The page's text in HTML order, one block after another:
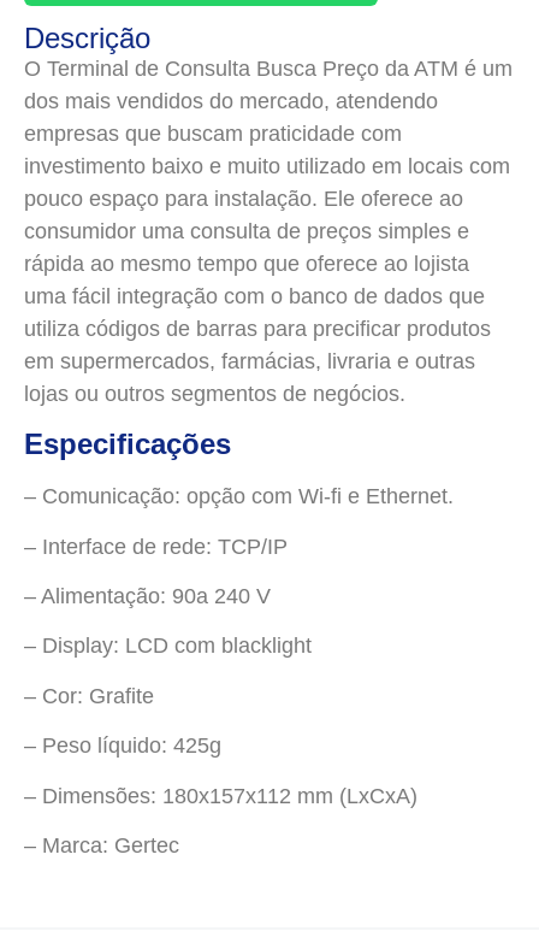
Descrição
O Terminal de Consulta Busca Preço da ATM é um
dos mais vendidos do mercado, atendendo
empresas que buscam praticidade com
investimento baixo e muito utilizado em locais com
pouco espaço para instalação. Ele oferece ao
consumidor uma consulta de preços simples e
rápida ao mesmo tempo que oferece ao lojista
uma fácil integração com o banco de dados que
utiliza códigos de barras para precificar produtos
em supermercados, farmácias, livraria e outras
lojas ou outros segmentos de negócios.
Especificações
– Comunicação: opção com Wi-fi e Ethernet.
– Interface de rede: TCP/IP
– Alimentação: 90a 240 V
– Display: LCD com blacklight
– Cor: Grafite
– Peso líquido: 425g
– Dimensões: 180x157x112 mm (LxCxA)
– Marca: Gertec